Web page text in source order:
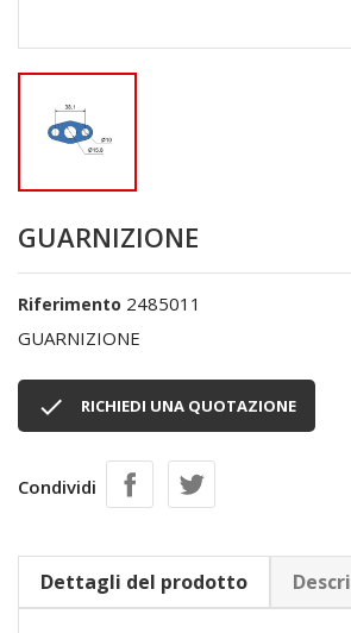
GUARNIZIONE
Riferimento 2485011
GUARNIZIONE
 RICHIEDI UNA QUOTAZIONE
Condividi
Dettagli del prodotto